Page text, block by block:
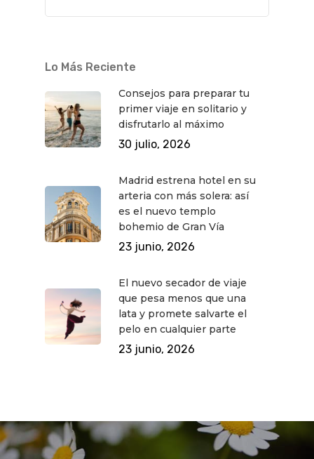
Lo Más Reciente
Consejos para preparar tu
primer viaje en solitario y
disfrutarlo al máximo
30 julio, 2026
Madrid estrena hotel en su
arteria con más solera: así
es el nuevo templo
bohemio de Gran Vía
23 junio, 2026
El nuevo secador de viaje
que pesa menos que una
lata y promete salvarte el
pelo en cualquier parte
23 junio, 2026
Planes
Museos Y
Novedades
Cine
Música
GASTRO
Restaurantes
Bares Y Cafés
Gourmet
Gastro
VIAJES
CONTACTO